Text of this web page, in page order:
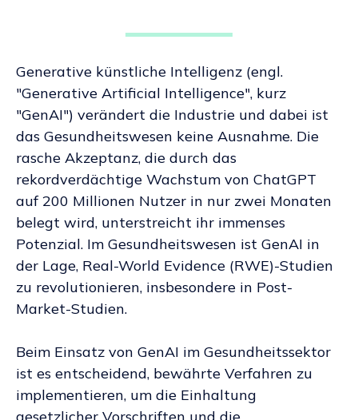
Generative künstliche Intelligenz (engl.
"Generative Artificial Intelligence", kurz
"GenAI") verändert die Industrie und dabei ist
das Gesundheitswesen keine Ausnahme. Die
rasche Akzeptanz, die durch das
rekordverdächtige Wachstum von ChatGPT
auf 200 Millionen Nutzer in nur zwei Monaten
belegt wird, unterstreicht ihr immenses
Potenzial. Im Gesundheitswesen ist GenAI in
der Lage, Real-World Evidence (RWE)-Studien
zu revolutionieren, insbesondere in Post-
Market-Studien.
Beim Einsatz von GenAI im Gesundheitssektor
ist es entscheidend, bewährte Verfahren zu
implementieren, um die Einhaltung